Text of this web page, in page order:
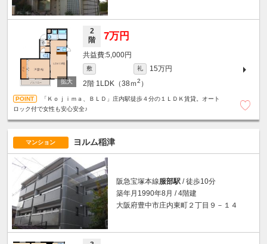
2
階
7万円
5,000円
敷 礼
15万円
2階 1LDK（38ｍ2 ）
「Ｋｏｊｉｍａ、ＢＬＤ」庄内駅徒歩４分の１ＬＤＫ賃貸。オート
ロック付で女性も安心安全♪
マンション ヨルム稲津
阪急宝塚本線服部駅 / 徒歩10分
築年月1990年8月 / 4階建
大阪府豊中市庄内東町２丁目９－１４